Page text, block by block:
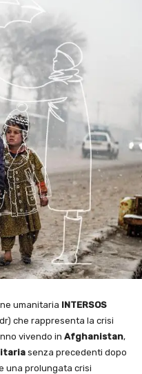
umanitaria INTERSOS
che rappresenta la crisi
vivendo in Afghanistan,
senza precedenti dopo
una prolungata crisi